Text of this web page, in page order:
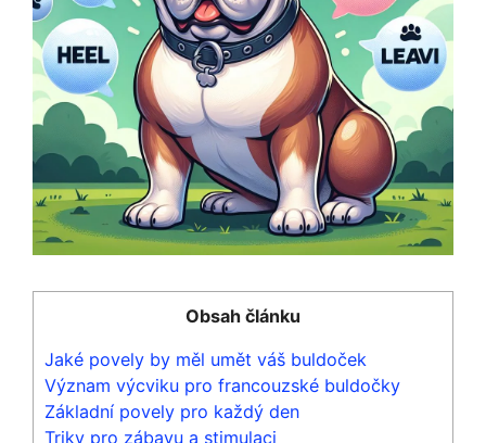
Obsah článku
Jaké povely by měl umět váš buldoček
Význam výcviku pro francouzské buldočky
Základní povely pro každý den
Triky pro zábavu a stimulaci